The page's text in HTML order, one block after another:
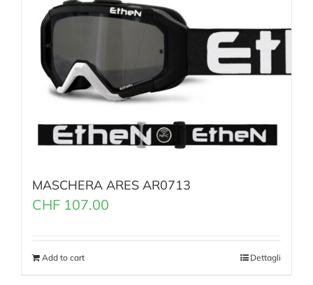
MASCHERA ARES AR0713
CHF 107.00
Add to cart Dettagli